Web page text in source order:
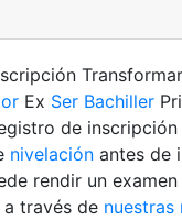
Transformar
Ex Ser Bachiller
de
nivelación antes de
rendir un
través de nuestras